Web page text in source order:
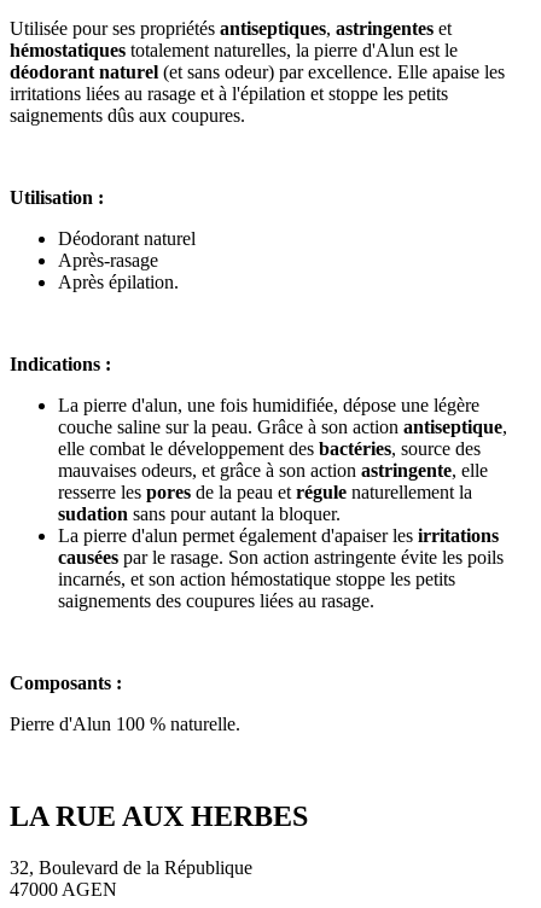
Utilisée pour ses propriétés antiseptiques, astringentes et
hémostatiques totalement naturelles, la pierre d'Alun est le
déodorant naturel (et sans odeur) par excellence. Elle apaise les
irritations liées au rasage et à l'épilation et stoppe les petits
saignements dûs aux coupures.
Utilisation :
Déodorant naturel
Après-rasage
Après épilation.
Indications :
La pierre d'alun, une fois humidifiée, dépose une légère
couche saline sur la peau. Grâce à son action antiseptique,
elle combat le développement des bactéries, source des
mauvaises odeurs, et grâce à son action astringente, elle
resserre les pores de la peau et régule naturellement la
sudation sans pour autant la bloquer.
La pierre d'alun permet également d'apaiser les irritations
causées par le rasage. Son action astringente évite les poils
incarnés, et son action hémostatique stoppe les petits
saignements des coupures liées au rasage.
Composants :
Pierre d'Alun 100 % naturelle.
LA RUE AUX HERBES
32, Boulevard de la République
47000 AGEN